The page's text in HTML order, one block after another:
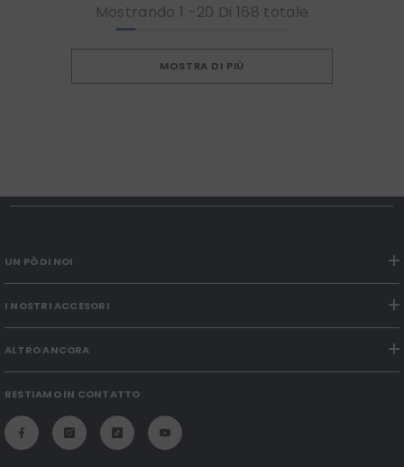
Mostrando 1 -20 Di 168 totale
MOSTRA DI PIÙ
UN PÒ DI NOI
I NOSTRI ACCESORI
ALTRO ANCORA
RESTIAMO IN CONTATTO